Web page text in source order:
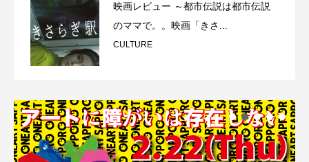
映画レビュー ～都市伝説は都市伝説
のママで。。映画「きさ...
CULTURE